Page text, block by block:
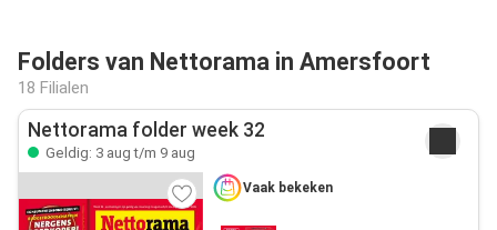
Folders van Nettorama in Amersfoort
18 Filialen
Nettorama folder week 32
Geldig: 3 aug t/m 9 aug
Vaak bekeken